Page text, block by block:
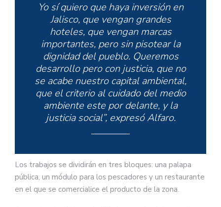
Yo sí quiero que haya inversión en
Jalisco, que vengan grandes
hoteles, que vengan marcas
importantes, pero sin pisotear la
dignidad del pueblo. Queremos
desarrollo pero con justicia, que no
se acabe nuestro capital ambiental,
que el criterio al cuidado del medio
ambiente este por delante, y la
justicia social”, expresó Alfaro.
Los trabajos se dividirán en tres bloques: una palapa
pública, un módulo para los pescadores y un restaurante
en el que se comercialice el producto de la zona.